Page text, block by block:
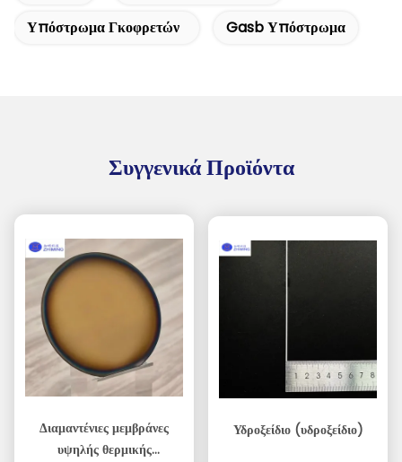
Υπόστρωμα Γκοφρετών
Gasb Υπόστρωμα
Συγγενικά Προϊόντα
Διαμαντένιες μεμβράνες
υψηλής θερμικής
Υδροξείδιο (υδροξείδιο)